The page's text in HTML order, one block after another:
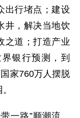
出行堵点；建设
井，解决当地饮
之道；打造产业
银行预测，到
家760万人摆脱